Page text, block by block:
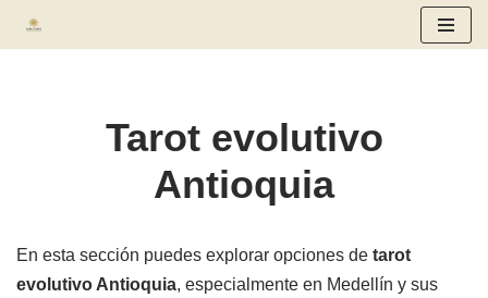
Tarot evolutivo
Antioquia
En esta sección puedes explorar opciones de tarot
evolutivo Antioquia, especialmente en Medellín y sus